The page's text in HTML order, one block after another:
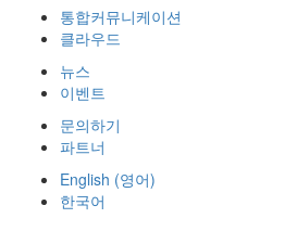
통합커뮤니케이션
클라우드
뉴스
이벤트
문의하기
파트너
English (영어)
한국어